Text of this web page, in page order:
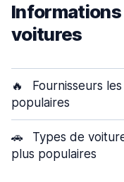
voitures
🔥
Fournisseurs
populaires
🚗
Types de
plus populaires